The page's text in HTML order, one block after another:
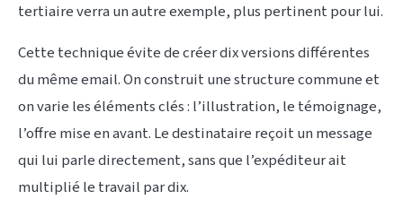
tertiaire verra un autre exemple, plus pertinent pour lui.
Cette technique évite de créer dix versions différentes
du même email. On construit une structure commune et
on varie les éléments clés : l’illustration, le témoignage,
l’offre mise en avant. Le destinataire reçoit un message
qui lui parle directement, sans que l’expéditeur ait
multiplié le travail par dix.